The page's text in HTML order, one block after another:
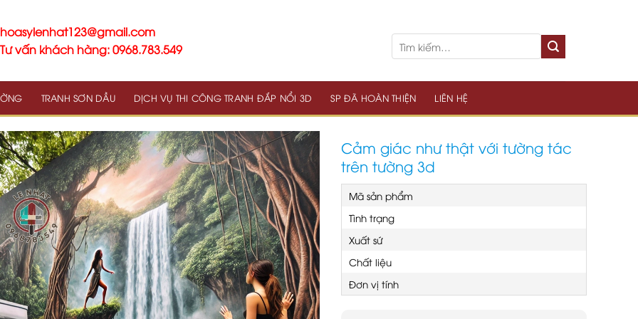
hoasylenhat123@gmail.com
Tư vấn khách hàng: 0968.783.549
TRANH SƠN DẦU DỊCH VỤ THI CÔNG TRANH ĐẮP NỔI 3D SP ĐÃ HOÀN THIỆN LIÊN HỆ
Cảm giác như thật với tường tác
trên tường 3d
Mã sản phẩm
Tình trạng
Xuất sứ
Chất liệu
Đơn vị tính